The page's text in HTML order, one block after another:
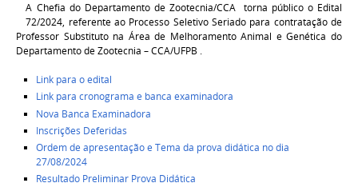
A Chefia do Departamento de Zootecnia/CCA torna público o Edital
72/2024, referente ao Processo Seletivo Seriado para contratação de
Professor Substituto na Área de Melhoramento Animal e Genética do
Departamento de Zootecnia – CCA/UFPB .
Link para o edital
Link para cronograma e banca examinadora
Nova Banca Examinadora
Inscrições Deferidas
Ordem de apresentação e Tema da prova didática no dia
27/08/2024
Resultado Preliminar Prova Didática